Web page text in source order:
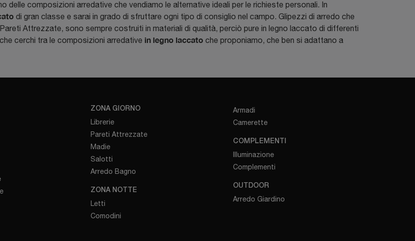
delle composizioni arredative che vendiamo le alternative ideali per le richieste personali. In
di gran classe e sarai in grado di sfruttare ogni tipo di consiglio nel campo. Glipezzi di arredo che
Attrezzate, sono sempre costruiti in materiali di qualità, perciò pure in legno laccato di differenti
cerchi tra le composizioni arredative in legno laccato che proponiamo, che ben si adattano a
ZONA GIORNO
Librerie
Pareti Attrezzate
Madie
Salotti
Arredo Bagno
ZONA NOTTE
Letti
Comodini
Armadi
Camerette
COMPLEMENTI
Illuminazione
Complementi
OUTDOOR
Arredo Giardino